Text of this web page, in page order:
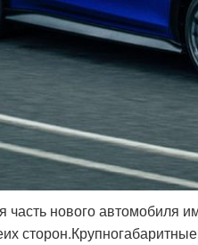
часть нового автомобиля